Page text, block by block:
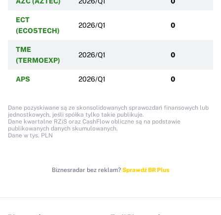
ECT
(ECO5TECH)
2026/Q1 0
TME
(TERMOEXP)
2026/Q1 0
APS 2026/Q1 0
Dane pozyskiwane są ze skonsolidowanych sprawozdań finansowych lub
jednostkowych, jeśli spółka tylko takie publikuje.
Dane kwartalne RZiS oraz CashFlow obliczne są na podstawie
publikowanych danych skumulowanych.
Dane w tys. PLN
Biznesradar bez reklam? Sprawdź BR Plus